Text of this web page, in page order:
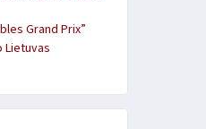
Grand Prix”
Lietuvas